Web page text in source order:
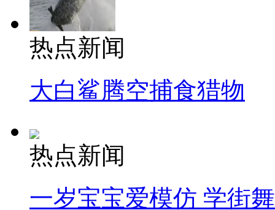
热点新闻
大白鲨腾空捕食猎物
热点新闻
一岁宝宝爱模仿 学街